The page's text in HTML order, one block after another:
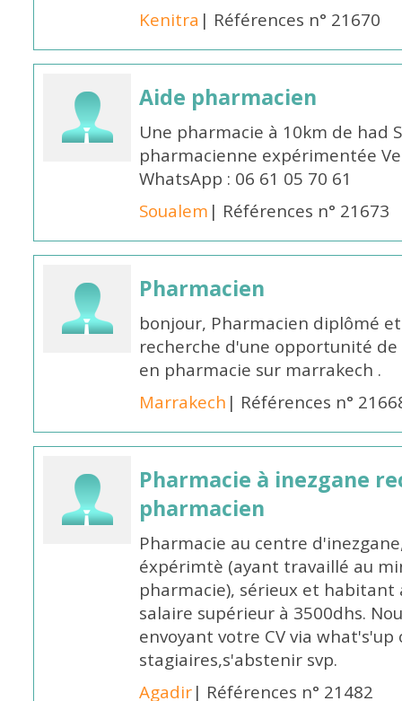
Kenitra | Références n° 21670
Aide pharmacien
Une pharmacie à 10km de had
pharmacienne expérimentée
WhatsApp : 06 61 05 70 61
Soualem | Références n° 21673
Pharmacien
bonjour, Pharmacien diplômé
recherche d'une opportunité
en pharmacie sur marrakech .
Marrakech | Références n°
Pharmacie à inezgane
pharmacien
Pharmacie au centre
éxpérimtè (ayant travaillé au
pharmacie), sérieux et habitant
salaire supérieur à 3500dhs.
envoyant votre CV via
stagiaires,s'abstenir svp.
Agadir| Références n° 21482